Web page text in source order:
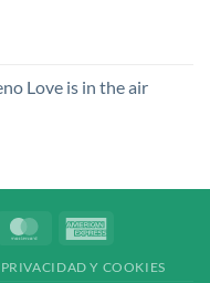
Love is in the air
MasterCard
PRIVACIDAD Y COOKIES